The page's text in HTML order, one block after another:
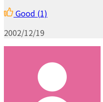
Good (1)
2002/12/19